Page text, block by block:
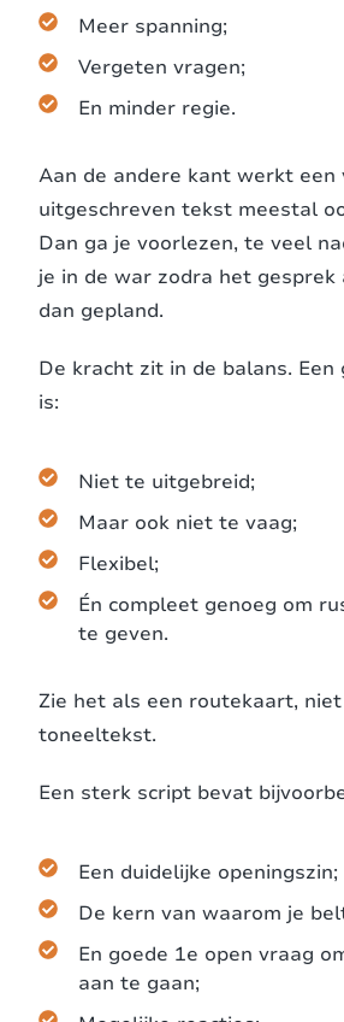
Meer spanning;
Vergeten vragen;
En minder regie.
Aan de andere kant werkt een
uitgeschreven tekst meestal
Dan ga je voorlezen, te veel
je in de war zodra het
dan gepland.
De kracht zit in de balans.
is:
Niet te uitgebreid;
Maar ook niet te vaag;
Flexibel;
Én compleet genoeg om
te geven.
Zie het als een routekaart,
toneeltekst.
Een sterk script bevat
Een duidelijke openingszin;
De kern van waarom je
En goede 1e open vraag
aan te gaan;